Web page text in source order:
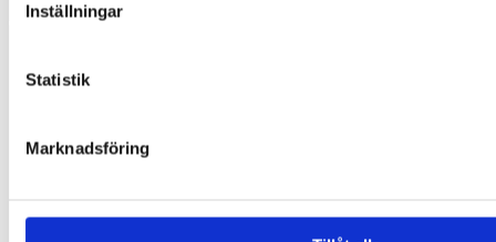
Inställningar
Statistik
Marknadsföring